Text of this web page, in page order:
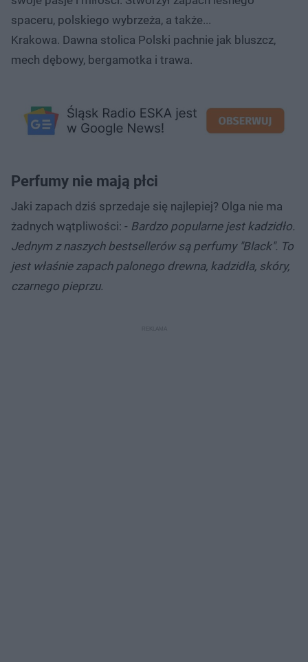
spaceru, polskiego wybrzeża, a także...
Krakowa. Dawna stolica Polski pachnie jak bluszcz,
mech dębowy, bergamotka i trawa.
Perfumy nie mają płci
Jaki zapach dziś sprzedaje się najlepiej? Olga nie ma
żadnych wątpliwości: - Bardzo popularne jest kadzidło.
Jednym z naszych bestsellerów są perfumy "Black". To
jest właśnie zapach palonego drewna, kadzidła, skóry,
czarnego pieprzu.